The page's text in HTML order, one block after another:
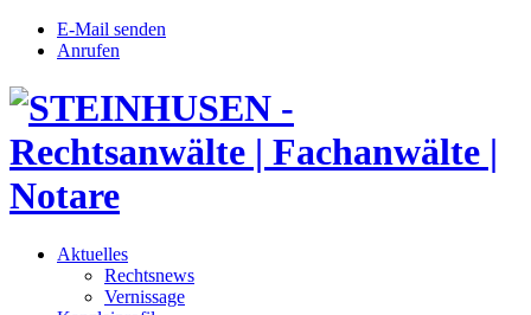
E-Mail senden
Anrufen
Aktuelles
Rechtsnews
Vernissage